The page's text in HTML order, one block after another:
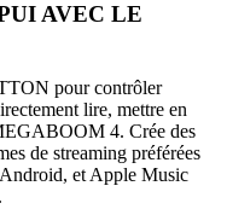
AVEC LE
pour contrôler
lire, mettre en
4. Crée des
de streaming préférées
et Apple Music